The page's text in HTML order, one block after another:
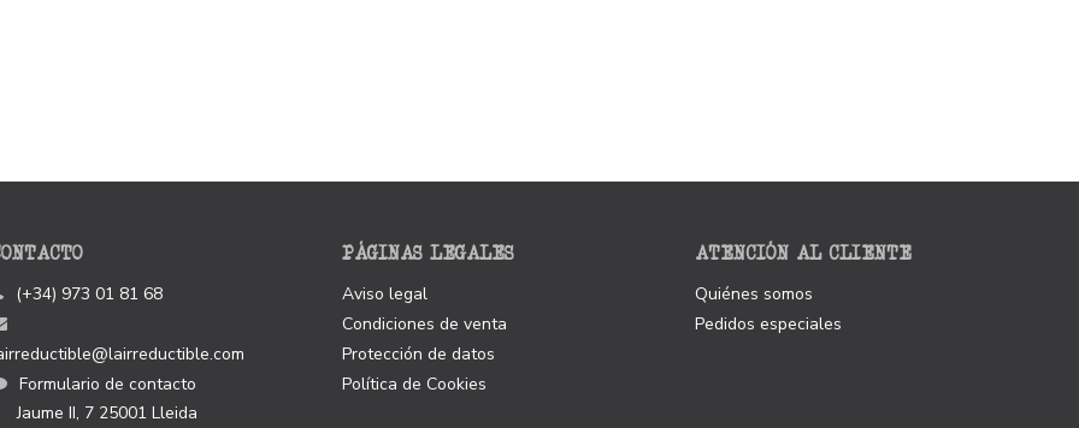
(+34) 973 01 81 68
Formulario de contacto
Jaume II, 7 25001 Lleida
PÁGINAS LEGALES
Aviso legal
Condiciones de venta
Protección de datos
Política de Cookies
ATENCIÓN AL CLIENTE
Quiénes somos
Pedidos especiales